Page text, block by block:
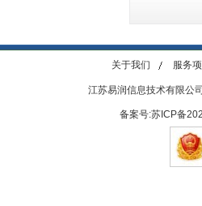
关于我们 服务
江苏易润信息技术有限公
备案号:苏ICP备